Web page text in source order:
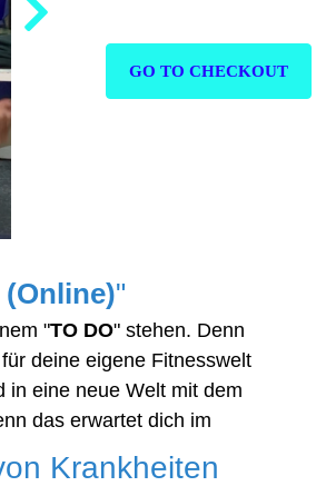
GO TO CHECKOUT
"
"TO DO" stehen. Denn
deine eigene Fitnesswelt
in eine neue Welt mit dem
das erwartet dich im
Krankheiten